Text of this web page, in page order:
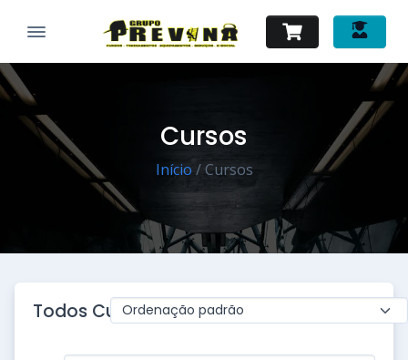
Cursos
Início / Cursos
Todos Cursos